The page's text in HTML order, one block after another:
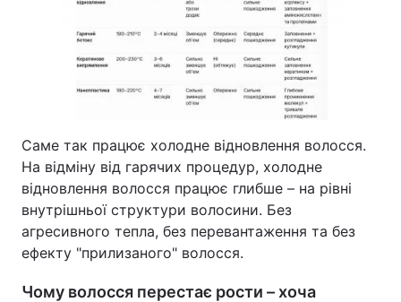
Саме так працює холодне відновлення волосся.
На відміну від гарячих процедур, холодне
відновлення волосся працює глибше – на рівні
внутрішньої структури волосини. Без
агресивного тепла, без перевантаження та без
ефекту "прилизаного" волосся.
Чому волосся перестає рости – хоча